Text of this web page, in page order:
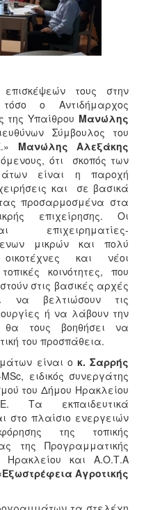
τους στην
ο Αντιδήμαρχος
της Υπαίθρου Μανώλης
Σύμβουλος του
Μανώλης Αλεξάκης
ότι σκοπός των
είναι η παροχή
και σε βασικά
προσαρμοσμένα στα
επιχείρησης. Οι
επιχειρηματίες-
μικρών και πολύ
και νέοι
κοινότητες, που
στις βασικές αρχές
να βελτιώσουν τις
ή να λάβουν την
τους βοηθήσει να
του προσπάθεια.
είναι ο κ. Σαρρής
ειδικός συνεργάτης
του Δήμου Ηρακλείου
Τα εκπαιδευτικά
στο πλαίσιο ενεργειών
της τοπικής
της Προγραμματικής
και Α.Ο.Τ.Α
Αγροτικής